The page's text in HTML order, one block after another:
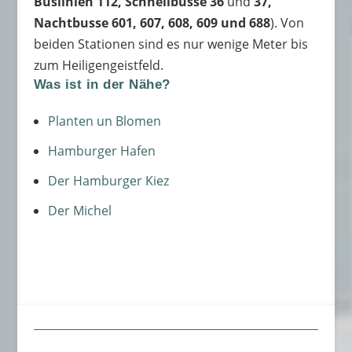
Nachtbusse 601, 607, 608, 609 und 688). Von
beiden Stationen sind es nur wenige Meter bis
zum Heiligengeistfeld.
Was ist in der Nähe?
Planten un Blomen
Hamburger Hafen
Der Hamburger Kiez
Der Michel